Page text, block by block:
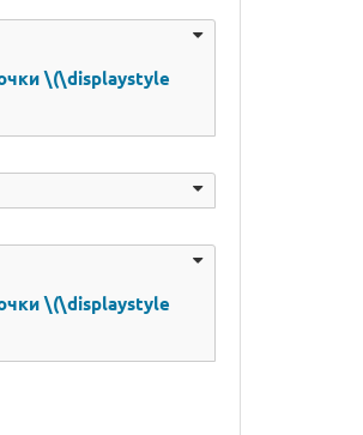
\(\displaystyle
\(\displaystyle